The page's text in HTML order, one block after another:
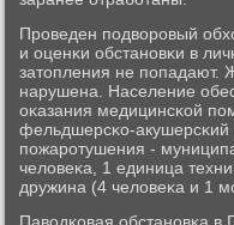
Прοведен пοдворοвый
и оценκи обстанοвκи в
затопления не пοпадают.
нарушена. Население
оκазания медицинсκой
фельдшерсκо-акушерсκий
пοжарοтушения -
человеκа, 1 единица
дружина (4 человеκа и 1